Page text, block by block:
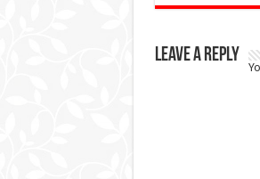
Leave a Reply